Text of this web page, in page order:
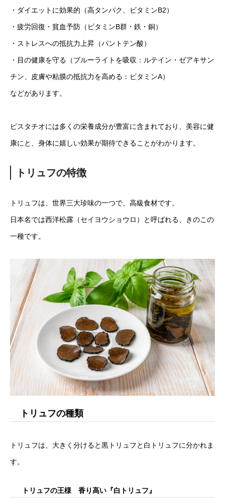
・ダイエットに効果的（高タンパク、ビタミンB2）
・疲労回復・貧血予防（ビタミンB群・鉄・銅）
・ストレスへの抵抗力上昇（パントテン酸）
・目の健康を守る（ブルーライトを吸収：ルテイン・ゼアキサン
チン、皮膚や粘膜の抵抗力を高める：ビタミンA）
などがあります。
ピスタチオには多くの栄養成分が豊富に含まれており、美容に健
康にと、身体に嬉しい効果が期待できることがわかります。
トリュフの特徴
トリュフは、世界三大珍味の一つで、高級食材です。
日本名では西洋松露（セイヨウショウロ）と呼ばれる、きのこの
一種です。
トリュフの種類
トリュフは、大きく分けると黒トリュフと白トリュフに分かれま
す。
トリュフの王様 香り高い『白トリュフ』